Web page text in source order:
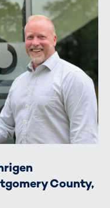
County,